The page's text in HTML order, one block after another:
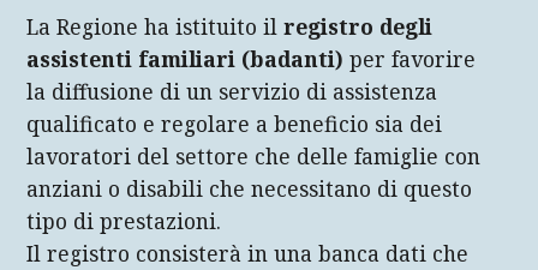
La Regione ha istituito ilregistro degli
assistenti familiari (badanti) per favorire
la diffusione di un servizio di assistenza
qualificato e regolare a beneficio sia dei
lavoratori del settore che delle famiglie con
anziani o disabili che necessitano di questo
tipo di prestazioni.
Il registro consisterà in una banca dati che
Canale di finanziamento
Ente responsabile dell'erogazione
Spesa sull'intervento